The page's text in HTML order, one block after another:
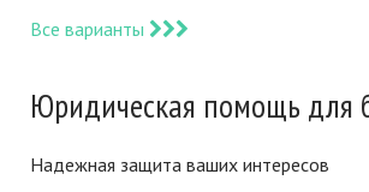
Все варианты
Юридическая помощь для
Надежная защита ваших интересов